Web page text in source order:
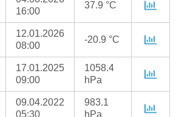
16:00
37.9 °C
12.01.2026
08:00
-20.9 °C
17.01.2025
09:00
1058.4
hPa
09.04.2022
05:30
983.1
hPa